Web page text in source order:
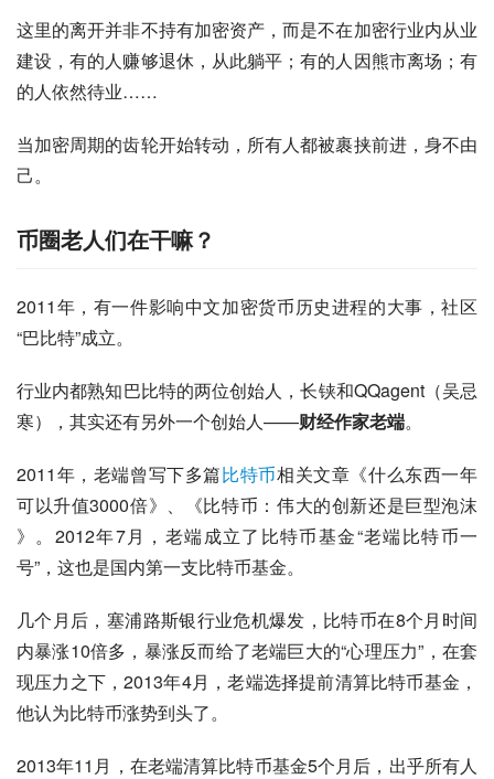
这里的离开并非不持有加密资产，而是不在加密行业内从业
建设，有的人赚够退休，从此躺平；有的人因熊市离场；有
的人依然待业……
当加密周期的齿轮开始转动，所有人都被裹挟前进，身不由
己。
币圈老人们在干嘛？
2011年，有一件影响中文加密货币历史进程的大事，社区
“巴比特”成立。
行业内都熟知巴比特的两位创始人，长铗和QQagent（吴忌
寒），其实还有另外一个创始人——财经作家老端。
2011年，老端曾写下多篇比特币相关文章《什么东西一年
可以升值3000倍》、《比特币：伟大的创新还是巨型泡沫
》。2012年7月，老端成立了比特币基金“老端比特币一
号”，这也是国内第一支比特币基金。
几个月后，塞浦路斯银行业危机爆发，比特币在8个月时间
内暴涨10倍多，暴涨反而给了老端巨大的“心理压力”，在套
现压力之下，2013年4月，老端选择提前清算比特币基金，
他认为比特币涨势到头了。
2013年11月，在老端清算比特币基金5个月后，出乎所有人